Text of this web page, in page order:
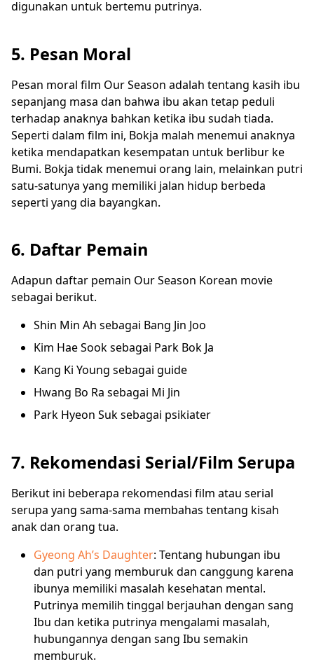
digunakan untuk bertemu putrinya.
5. Pesan Moral
Pesan moral film Our Season adalah tentang kasih ibu
sepanjang masa dan bahwa ibu akan tetap peduli
terhadap anaknya bahkan ketika ibu sudah tiada.
Seperti dalam film ini, Bokja malah menemui anaknya
ketika mendapatkan kesempatan untuk berlibur ke
Bumi. Bokja tidak menemui orang lain, melainkan putri
satu-satunya yang memiliki jalan hidup berbeda
seperti yang dia bayangkan.
6. Daftar Pemain
Adapun daftar pemain Our Season Korean movie
sebagai berikut.
Shin Min Ah sebagai Bang Jin Joo
Kim Hae Sook sebagai Park Bok Ja
Kang Ki Young sebagai guide
Hwang Bo Ra sebagai Mi Jin
Park Hyeon Suk sebagai psikiater
7. Rekomendasi Serial/Film Serupa
Berikut ini beberapa rekomendasi film atau serial
serupa yang sama-sama membahas tentang kisah
anak dan orang tua.
Gyeong Ah’s Daughter: Tentang hubungan ibu
dan putri yang memburuk dan canggung karena
ibunya memiliki masalah kesehatan mental.
Putrinya memilih tinggal berjauhan dengan sang
Ibu dan ketika putrinya mengalami masalah,
hubungannya dengan sang Ibu semakin
memburuk.